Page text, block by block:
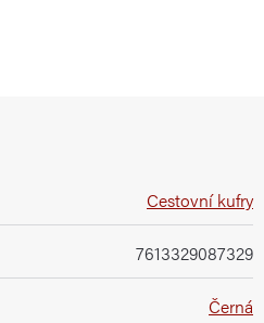
Cestovní kufry
7613329087329
Černá